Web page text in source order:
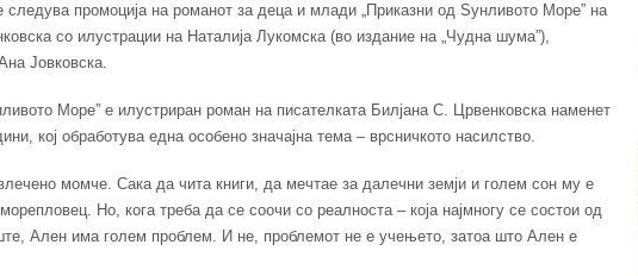
следува промоција на романот за деца и млади „Приказни од Sунливото Море” на
со илустрации на Наталија Лукомска (во издание на „Чудна шума”),
Јовковска.
Море” е илустриран роман на писателката Билјана С. Црвенковска наменет
кој обработува една особено значајна тема – врсничкото насилство.
момче. Сака да чита книги, да мечтае за далечни земји и голем сон му е
Но, кога треба да се соочи со реалноста – која најмногу се состои од
Ален има голем проблем. И не, проблемот не е учењето, затоа што Ален е